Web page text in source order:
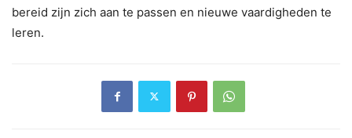
bereid zijn zich aan te passen en nieuwe vaardigheden te
leren.